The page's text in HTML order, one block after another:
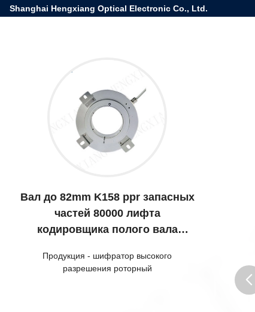
Shanghai Hengxiang Optical Electronic Co., Ltd.
Вал до 82mm K158 ppr запасных
частей 80000 лифта
кодировщика полого вала
Продукция - шифратор высокого
разрешения роторный